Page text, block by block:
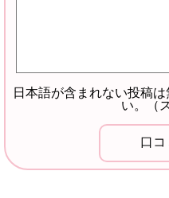
日本語が含まれない投稿
い。（